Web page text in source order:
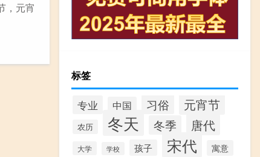
，元宵
标签
专业 中国 习俗 元宵节
农历 冬天 冬季 唐代
大学 学校 孩子 宋代 寓意